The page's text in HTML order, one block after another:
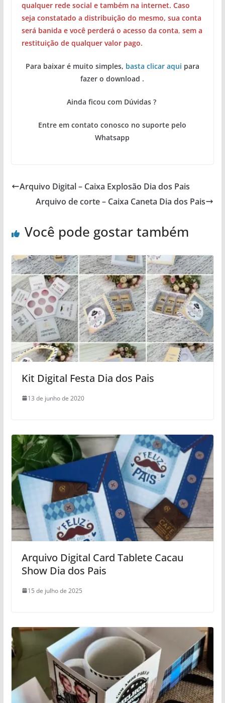
qualquer rede social e também na internet. Caso
seja constatado a distribuição do mesmo, sua conta
será banida e você perderá o acesso da conta, sem a
restituição de qualquer valor pago.
Para baixar é muito simples, basta clicar aqui para
fazer o download .
Ainda ficou com Dúvidas ?
Entre em contato conosco no suporte pelo
Whatsapp
Arquivo Digital – Caixa Explosão Dia dos Pais
Arquivo de corte – Caixa Caneta Dia dos Pais
Você pode gostar também
Kit Digital Festa Dia dos Pais
13 de junho de 2020
Arquivo Digital Card Tablete Cacau
Show Dia dos Pais
15 de julho de 2025